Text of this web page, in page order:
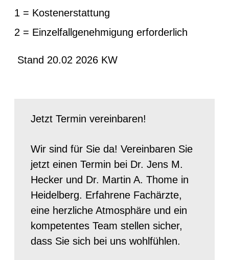
1 = Kostenerstattung
2 = Einzelfallgenehmigung erforderlich
Stand 20.02 2026 KW
Jetzt Termin vereinbaren!
Wir sind für Sie da! Vereinbaren Sie
jetzt einen Termin bei Dr. Jens M.
Hecker und Dr. Martin A. Thome in
Heidelberg. Erfahrene Fachärzte,
eine herzliche Atmosphäre und ein
kompetentes Team stellen sicher,
dass Sie sich bei uns wohlfühlen.